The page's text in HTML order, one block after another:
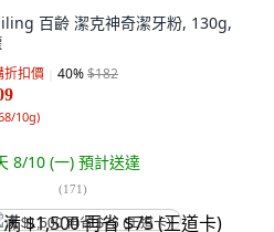
百齡 潔克神奇潔牙粉, 130g,
折扣價 40%$182
10g)
8/10 (一) 預計送達
(171)
满 $1,500 再省 $75 (王道卡)